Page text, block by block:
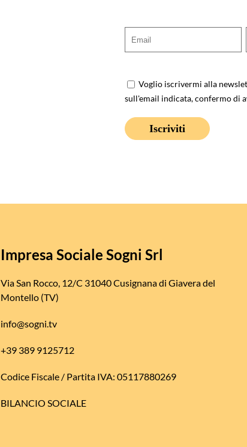
Voglio iscrivermi alla
sull'email indicata, confermo di
Impresa Sociale Sogni Srl
Via San Rocco, 12/C 31040 Cusignana di Giavera del
Montello (TV)
info@sogni.tv
+39 389 9125712
Codice Fiscale / Partita IVA: 05117880269
BILANCIO SOCIALE